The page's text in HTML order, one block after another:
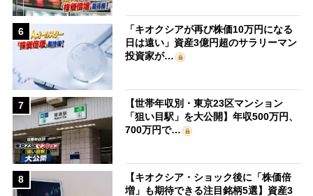
6
「キオクシアが再び株価10万円になる
日は遠い」資産3億円超のサラリーマン
投資家が…
7
【世帯年収別・東京23区マンション
「狙い目駅」を大公開】年収500万円、
700万円で…
8
【キオクシア・ショック後に「株価倍
増」も期待できる注目銘柄5選】資産3